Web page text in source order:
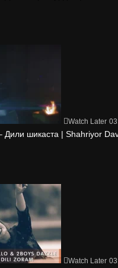
Watch Later
Дили шикаста | Shahriyor
Watch Later